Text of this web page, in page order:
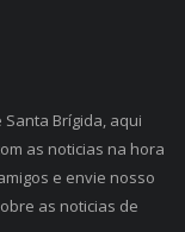
Santa Brígida, aqui
as noticias na hora
e envie nosso
as noticias de